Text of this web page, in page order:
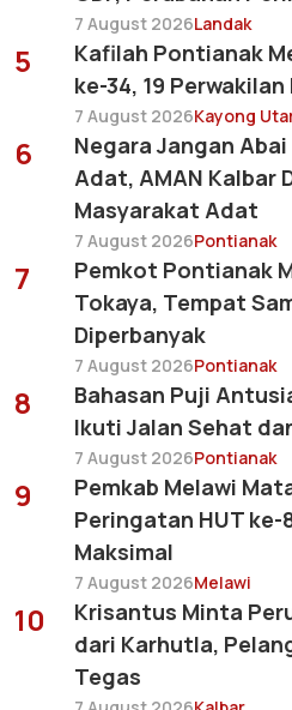
7 August 2026Landak
5
Kafilah Pontianak
ke-34, 19
7 August 2026Kayong
6
Negara Jangan
Adat, AMAN Kalbar
Masyarakat Adat
7 August 2026Pontianak
7
Pemkot Pontianak
Tokaya, Tempat
Diperbanyak
7 August 2026Pontianak
8
Bahasan Puji
Ikuti Jalan Sehat
7 August 2026Pontianak
9
Pemkab Melawi
Peringatan HUT ke-
Maksimal
7 August 2026Melawi
10
Krisantus Minta
dari Karhutla,
Tegas